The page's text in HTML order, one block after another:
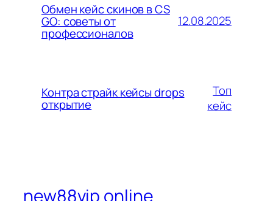
Обмен кейс скинов в CS
GO: советы от
профессионалов
12.08.2025
Контра страйк кейсы drops
открытие
Топ
кейс
new88vip online